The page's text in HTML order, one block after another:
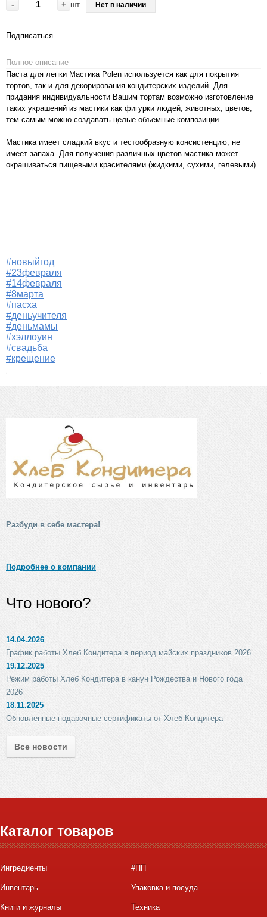
- + шт Нет в наличии
Подписаться
Полное описание
Паста для лепки Мастика Polen используется как для покрытия
тортов, так и для декорирования кондитерских изделий. Для
придания индивидуальности Вашим тортам возможно изготовление
таких украшений из мастики как фигурки людей, животных, цветов,
тем самым можно создавать целые объемные композиции.
Мастика имеет сладкий вкус и тестообразную консистенцию, не
имеет запаха. Для получения различных цветов мастика может
окрашиваться пищевыми красителями (жидкими, сухими, гелевыми).
#новыйгод
#23февраля
#14февраля
#8марта
#пасха
#деньучителя
#деньмамы
#хэллоуин
#свадьба
#крещение
Разбуди в себе мастера!
Подробнее о компании
Что нового?
14.04.2026
График работы Хлеб Кондитера в период майских праздников 2026
19.12.2025
Режим работы Хлеб Кондитера в канун Рождества и Нового года
2026
18.11.2025
Обновленные подарочные сертификаты от Хлеб Кондитера
Все новости
Каталог товаров
Ингредиенты #ПП
Инвентарь Упаковка и посуда
Книги и журналы Техника